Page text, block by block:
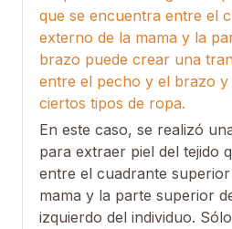
que se encuentra entre el
externo de la mama y la
brazo puede crear una
entre el pecho y el brazo y
ciertos tipos de ropa.
En este caso, se realizó
para extraer piel del tejido
entre el cuadrante
mama y la parte superior
izquierdo del individuo.